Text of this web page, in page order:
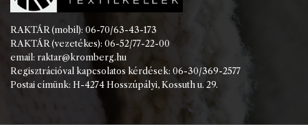
RAKTÁR (mobil): 06-70/63-43-173
RAKTÁR (vezetékes): 06-52/77-22-00
email: raktar@kromberg.hu
Regisztrációval kapcsolatos kérdések: 06-30/369-2577
Postai címünk: H-4274 Hosszúpályi, Kossuth u. 29.